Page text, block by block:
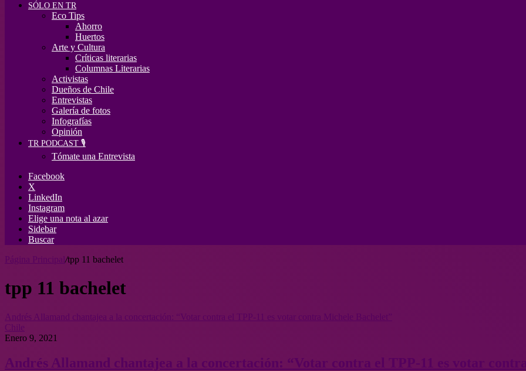
SÓLO EN TR
Eco Tips
Ahorro
Huertos
Arte y Cultura
Críticas literarias
Columnas Literarias
Activistas
Dueños de Chile
Entrevistas
Galería de fotos
Infografías
Opinión
TR PODCAST 🎙️
Tómate una Entrevista
Facebook
X
LinkedIn
Instagram
Elige una nota al azar
Sidebar
Buscar
Página Principal /tpp 11 bachelet
tpp 11 bachelet
Andrés Allamand chantajea a la concertación: “Votar contra el TPP-11 es votar contra Michele Bachelet”
Chile
Enero 9, 2021
Andrés Allamand chantajea a la concertación: “Votar contra el TPP-11 es votar